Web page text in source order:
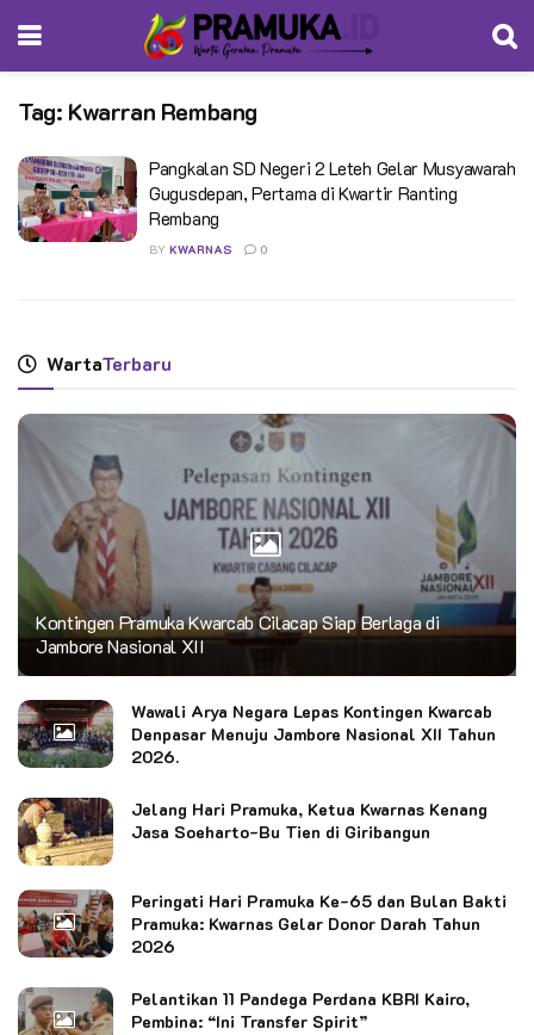
Tag: Kwarran Rembang
Pangkalan SD Negeri 2 Leteh Gelar Musyawarah
Gugusdepan, Pertama di Kwartir Ranting
Rembang
BY KWARNAS 0
WartaTerbaru
Kontingen Pramuka Kwarcab Cilacap Siap Berlaga di
Jambore Nasional XII
Wawali Arya Negara Lepas Kontingen Kwarcab
Denpasar Menuju Jambore Nasional XII Tahun
2026.
Jelang Hari Pramuka, Ketua Kwarnas Kenang
Jasa Soeharto-Bu Tien di Giribangun
Peringati Hari Pramuka Ke-65 dan Bulan Bakti
Pramuka: Kwarnas Gelar Donor Darah Tahun
2026
Pelantikan 11 Pandega Perdana KBRI Kairo,
Pembina: “Ini Transfer Spirit”